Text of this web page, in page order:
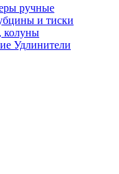
ручные
и тиски
колуны
Удлинители